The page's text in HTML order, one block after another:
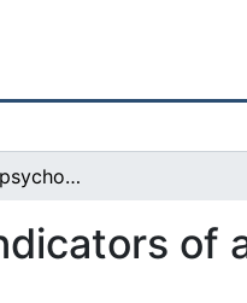
Optimization of psychophysiological indicators of adolescents by means of sport orienteering
of